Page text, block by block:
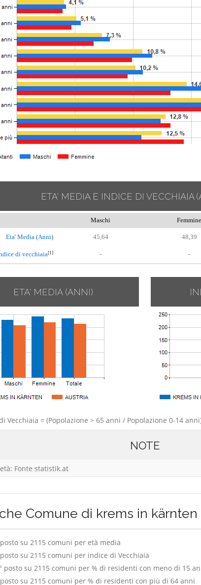
ETA' MEDIA E INDICE DI VECCHIAIA
Maschi Femmine
Eta' Media (Anni) 45,64 48,39
di vecchiaia[1] - -
ETA' MEDIA (ANNI)
Vecchiaia = (Popolazione > 65 anni / Popolazione 0-14
NOTE
Fonte statistik.at
Comune di krems in kärnten
su 2115 comuni per età media
su 2115 comuni per indice di Vecchiaia
posto su 2115 comuni per % di residenti con meno di 15
posto su 2115 comuni per % di residenti con più di 64 anni